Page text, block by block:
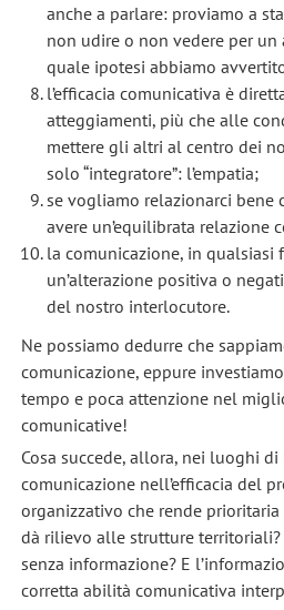
anche a parlare: proviamo a
non udire o non vedere per
quale ipotesi abbiamo
l’efficacia comunicativa è
atteggiamenti, più che alle
mettere gli altri al centro dei
solo “integratore”: l’empatia;
se vogliamo relazionarci
avere un’equilibrata relazione
la comunicazione, in qualsiasi
un’alterazione positiva o
del nostro interlocutore.
Ne possiamo dedurre che
comunicazione, eppure
tempo e poca attenzione nel
comunicative!
Cosa succede, allora, nei luoghi
comunicazione nell’efficacia del
organizzativo che rende
dà rilievo alle strutture
senza informazione? E
corretta abilità comunicativa